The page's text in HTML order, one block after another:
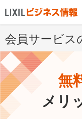
会員サービス
無
メリ